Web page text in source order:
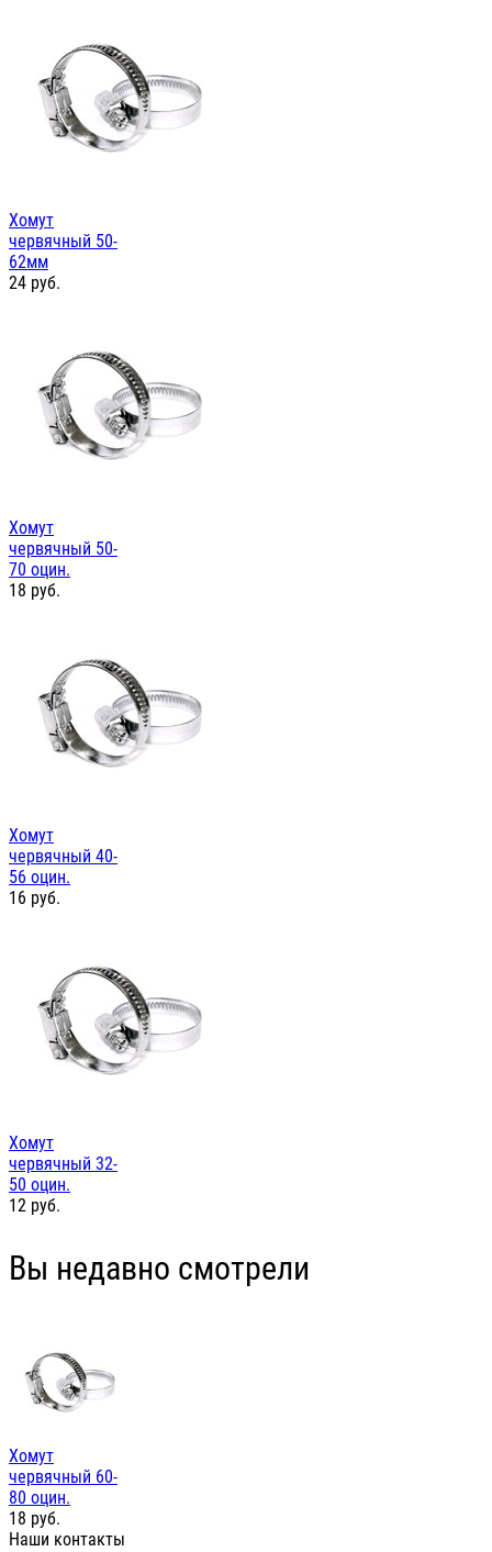
Хомут
червячный 50-
62мм
24 руб.
Хомут
червячный 50-
70 оцин.
18 руб.
Хомут
червячный 40-
56 оцин.
16 руб.
Хомут
червячный 32-
50 оцин.
12 руб.
Вы недавно смотрели
Хомут
червячный 60-
80 оцин.
18 руб.
Наши контакты